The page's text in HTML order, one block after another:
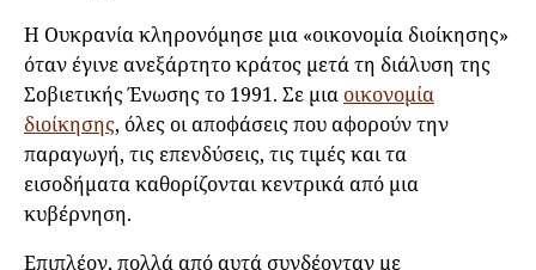
Η Ουκρανία κληρονόμησε μια «οικονομία διοίκησης»
όταν έγινε ανεξάρτητο κράτος μετά τη διάλυση της
Σοβιετικής Ένωσης το 1991. Σε μιαοικονομία
διοίκησης, όλες οι αποφάσεις που αφορούν την
παραγωγή, τις επενδύσεις, τις τιμές και τα
εισοδήματα καθορίζονται κεντρικά από μια
κυβέρνηση.
Επιπλέον, πολλά από αυτά συνδέονταν με